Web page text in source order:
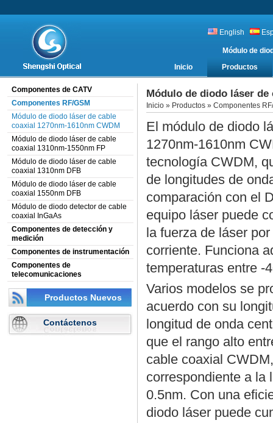
English
Módulo de
Inicio
Productos
Componentes de CATV
Componentes RF/GSM
Módulo de diodo láser de cable
coaxial 1270nm-1610nm CWDM
Módulo de diodo láser de cable
coaxial 1310nm-1550nm FP
Módulo de diodo láser de cable
coaxial 1310nm DFB
Módulo de diodo láser de cable
coaxial 1550nm DFB
Módulo de diodo detector de cable
coaxial InGaAs
Componentes de detección y
medición
Componentes de instrumentación
Componentes de
telecomunicaciones
Productos Nuevos
Contáctenos
Módulo de diodo láser de
Inicio » Productos » Componentes
El módulo de diodo
1270nm-1610nm
tecnología CWDM,
de longitudes de
comparación con el
equipo láser puede
la fuerza de láser
corriente. Funciona
temperaturas entre
Varios modelos se
acuerdo con su
longitud de onda
que el rango alto
cable coaxial
correspondiente a la
0.5nm. Con una
diodo láser puede